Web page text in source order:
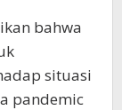
bahwa
situasi
pandemic